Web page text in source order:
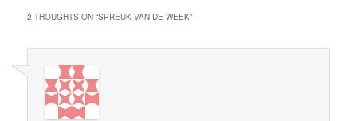
2 THOUGHTS ON “SPREUK VAN DE WEEK”